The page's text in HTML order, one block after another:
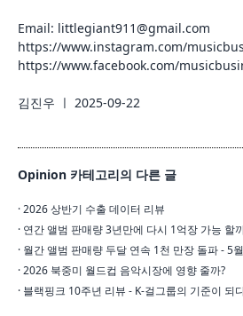
Email: littlegiant911@gmail.com
https://www.instagram.com/
https://www.facebook.com/
김진우 ㅣ 2025-09-22
Opinion 카테고리의 다른 글
· 2026 상반기 수출 데이터 리뷰
· 연간 앨범 판매량 3년만에 다시 1억장 가능 할
· 월간 앨범 판매량 두달 연속 1천 만장 돌파 - 5
· 2026 북중미 월드컵 음악시장에 영향 줄까?
· 블랙핑크 10주년 리뷰 - K-걸그룹의 기준이 되